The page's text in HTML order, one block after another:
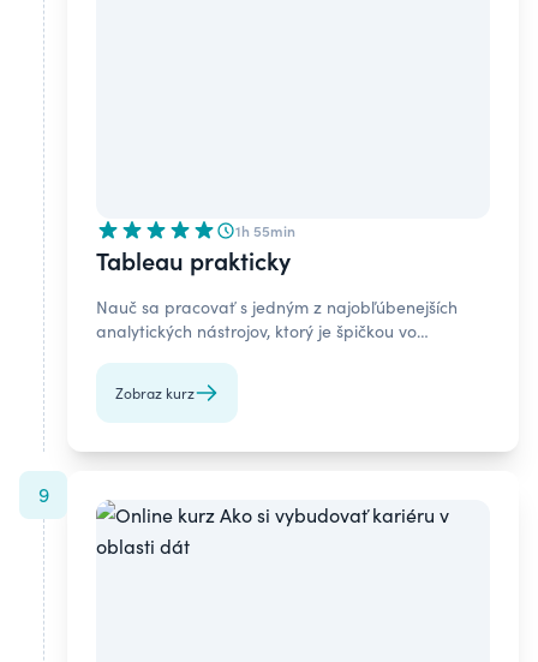
1h 55min
Tableau prakticky
Nauč sa pracovať s jedným z najobľúbenejších
analytických nástrojov, ktorý je špičkou vo
Tableau.
Zobraz kurz
9